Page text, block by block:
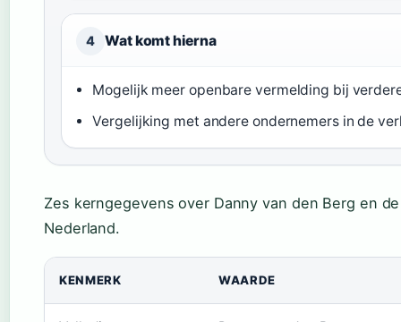
4 Wat komt hierna
Mogelijk meer openbare vermelding bij
Vergelijking met andere ondernemers in de
Zes kerngegevens over Danny van den Berg en
Nederland.
KENMERK WAARDE